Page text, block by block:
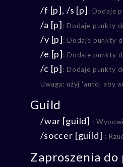
/f [p], /s [p]: Dodaje
/a [p]: Dodaje punkty
/v [p]: Dodaje punkty
/e [p]: Dodaje punkty
/c [p]: Dodaje punkty
Uwaga: użyj 'auto', aby
Guild
/war [guild] :
/soccer [guild] :
Zaproszenia